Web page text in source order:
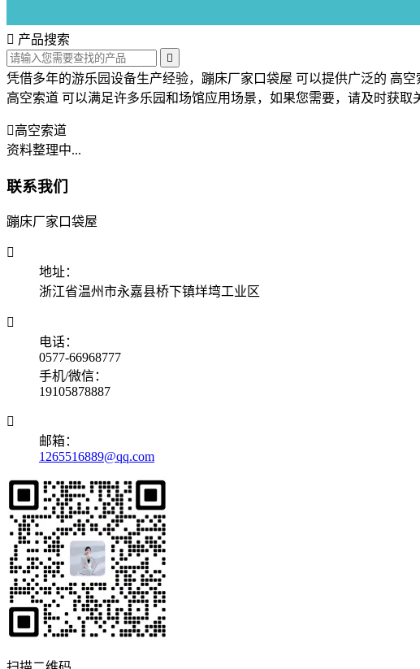
 产品搜索

凭借多年的游乐园设备生产经验，蹦床厂家口袋屋 可以提供广泛的 高空
高空索道 可以满足许多乐园和场馆应用场景，如果您需要，请及时获
高空索道
资料整理中...
联系我们
蹦床厂家口袋屋

地址：
浙江省温州市永嘉县桥下镇垟塆工业区

电话：
0577-66968777
手机/微信：
19105878887

邮箱：
1265516889@qq.com